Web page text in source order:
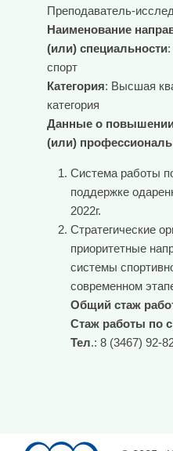
Преподаватель-
Наименование
(или) специальности
спорт
Категория: Высшая
категория
Данные о
(или)
Система работы
поддержке
2022г.
Стратегические
приоритетные
системы
современном
Общий стаж
Стаж работы по
Тел.: 8 (3467) 92-